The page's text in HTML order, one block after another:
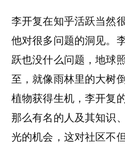
李开复在知乎活跃当然
他对很多问题的洞见。
跃也没什么问题，地球
至，就像雨林里的大树
植物获得生机，李开复
那么有名的人及其知识
光的机会，这对社区不